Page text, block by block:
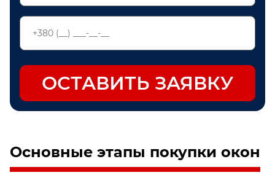
ОСТАВИТЬ ЗАЯВКУ
Основные этапы покупки окон